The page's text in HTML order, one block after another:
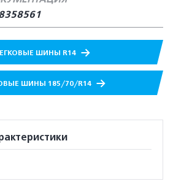
ШИНЫ R14
ШИНЫ 185/70/R14